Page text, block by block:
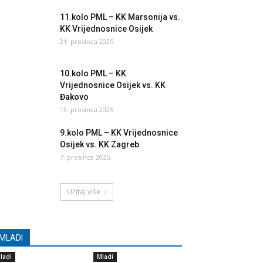
11.kolo PML – KK Marsonija vs.
KK Vrijednosnice Osijek
21. prosinca 2025.
10.kolo PML – KK
Vrijednosnice Osijek vs. KK
Đakovo
13. prosinca 2025.
9.kolo PML – KK Vrijednosnice
Osijek vs. KK Zagreb
7. prosinca 2025.
Učitaj više
Mladi